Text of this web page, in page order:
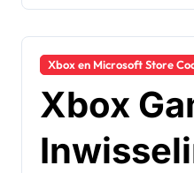
Xbox en Microsoft Store
Xbox